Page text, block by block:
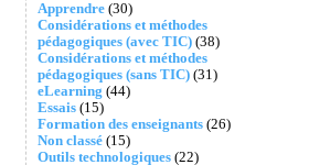
Apprendre(30)
Considérations et méthodes
pédagogiques (avec TIC)(38)
Considérations et méthodes
pédagogiques (sans TIC)(31)
eLearning (44)
Essais(15)
Formation des enseignants(26)
Non classé(15)
Outils technologiques(22)